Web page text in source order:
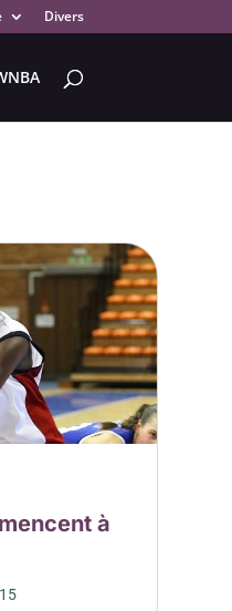
Divers
à